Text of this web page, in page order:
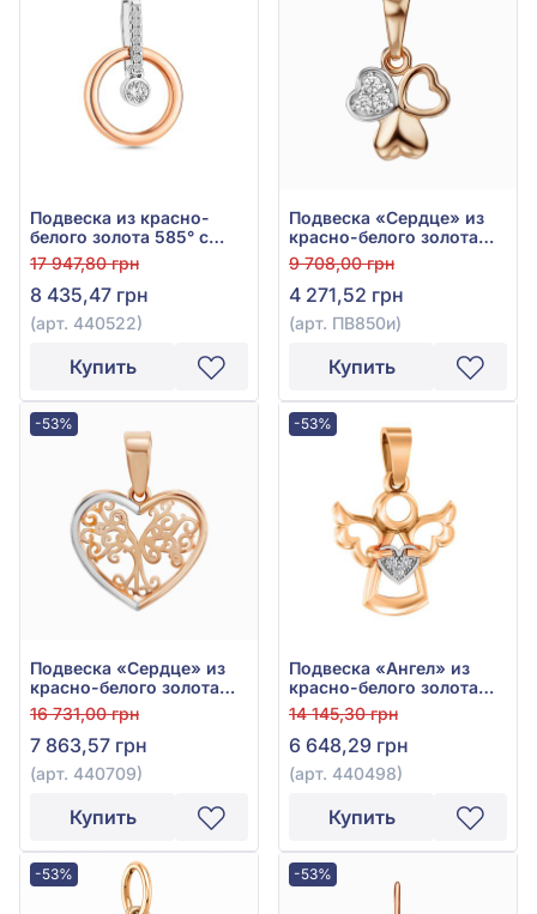
Подвеска из красно-
белого золота 585° с
фианитом/куб.
цирконием, арт. 440522
17 947,80 грн
8 435,47 грн
(арт. 440522)
Купить
Подвеска «Сердце» из
красно-белого золота
585° с фианитом, арт.
ПВ850и
9 708,00 грн
4 271,52 грн
(арт. ПВ850и)
Купить
-53%
Подвеска «Сердце» из
красно-белого золота
585° без вставки, арт.
440709
16 731,00 грн
7 863,57 грн
(арт. 440709)
Купить
-53%
Подвеска «Ангел» из
красно-белого золота
585° с фианитом, арт.
440498
14 145,30 грн
6 648,29 грн
(арт. 440498)
Купить
-53% -53%